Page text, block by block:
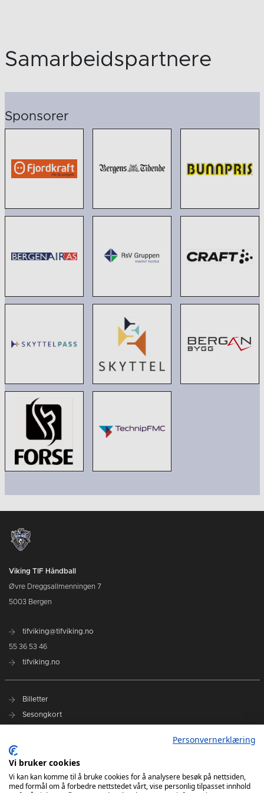
Samarbeidspartnere
Sponsorer
Viking TIF Håndball
Øvre Dreggsallmenningen 7
5003 Bergen
tifviking@tifviking.no
55 36 53 46
tifviking.no
Billetter
Sesongkort
Google Play
REMA1000-ligaen 23/24
Personvernerklæring
Vi bruker cookies
Vi kan kan komme til å bruke cookies for å analysere besøk på nettsiden,
med formål om å forbedre nettstedet vårt, vise personlig tilpasset innhold